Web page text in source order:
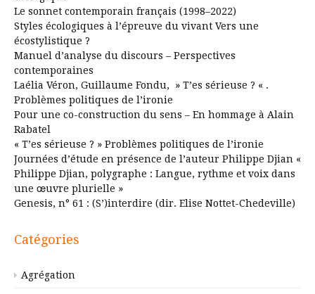
Le sonnet contemporain français (1998–2022)
Styles écologiques à l’épreuve du vivant Vers une
écostylistique ?
Manuel d’analyse du discours – Perspectives
contemporaines
Laélia Véron, Guillaume Fondu, » T’es sérieuse ? « .
Problèmes politiques de l’ironie
Pour une co-construction du sens – En hommage à Alain
Rabatel
« T’es sérieuse ? » Problèmes politiques de l’ironie
Journées d’étude en présence de l’auteur Philippe Djian «
Philippe Djian, polygraphe : Langue, rythme et voix dans
une œuvre plurielle »
Genesis, n° 61 : (S’)interdire (dir. Elise Nottet-Chedeville)
Catégories
Agrégation